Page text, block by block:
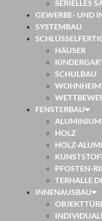
SERIELLES
GEWERBE- UND
SYSTEMBAU
HÄUSER
SCHULBAU
FENSTERBAU
ALUMINIUM
HOLZ
HOLZ-
PFOSTEN-
TERHALLE
INNENAUSBAU